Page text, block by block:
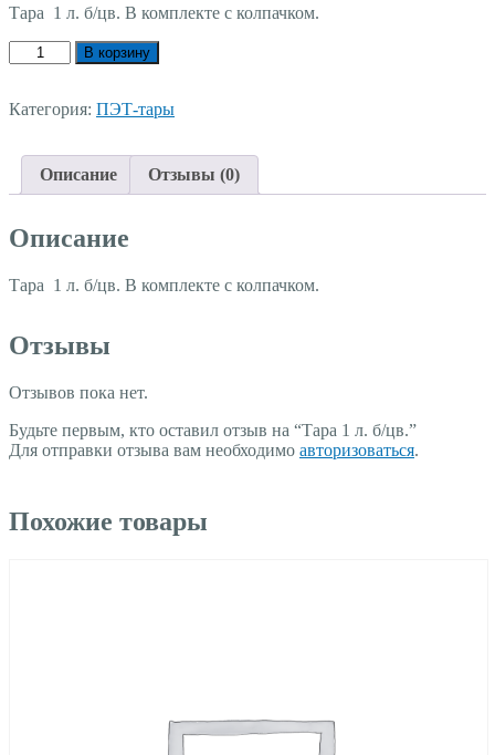
Тара 1 л. б/цв. В комплекте с колпачком.
Количество
товара
1
В корзину
Категория: ПЭТ-тары
Описание Отзывы (0)
Описание
Тара 1 л. б/цв. В комплекте с колпачком.
Отзывы
Отзывов пока нет.
Будьте первым, кто оставил отзыв на “Тара 1 л. б/цв.”
Для отправки отзыва вам необходимо авторизоваться.
Похожие товары